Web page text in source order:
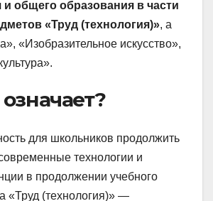
и общего образования в части
«Труд (технология)», а
«Изобразительное искусство»,
для школьников продолжить
технологии и
в продолжении учебного
«Труд (технология)» —